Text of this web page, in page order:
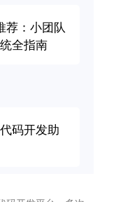
荐：小团队
全指南
码开发助